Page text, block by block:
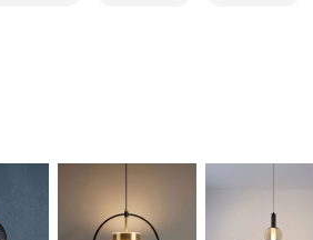
terms/#terms3
使用者請事先徵得法定代理人或監護人之同意方可使用